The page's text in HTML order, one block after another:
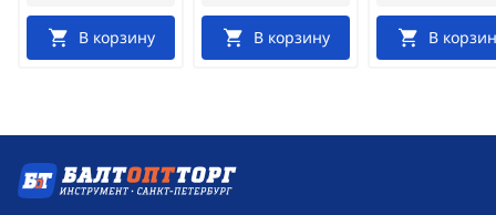
В корзину В корзину В